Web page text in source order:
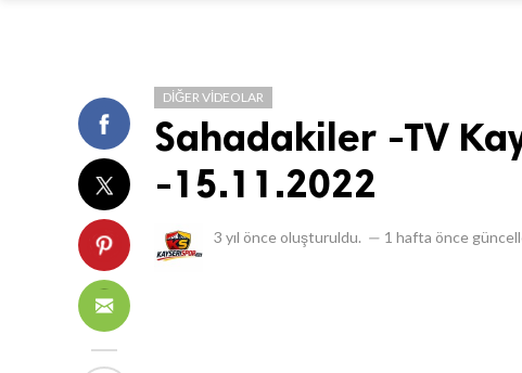
DIĞER VIDEOLAR
Sahadakiler -TV
-15.11.2022
3 yıl önce oluşturuldu. — 1 hafta önce